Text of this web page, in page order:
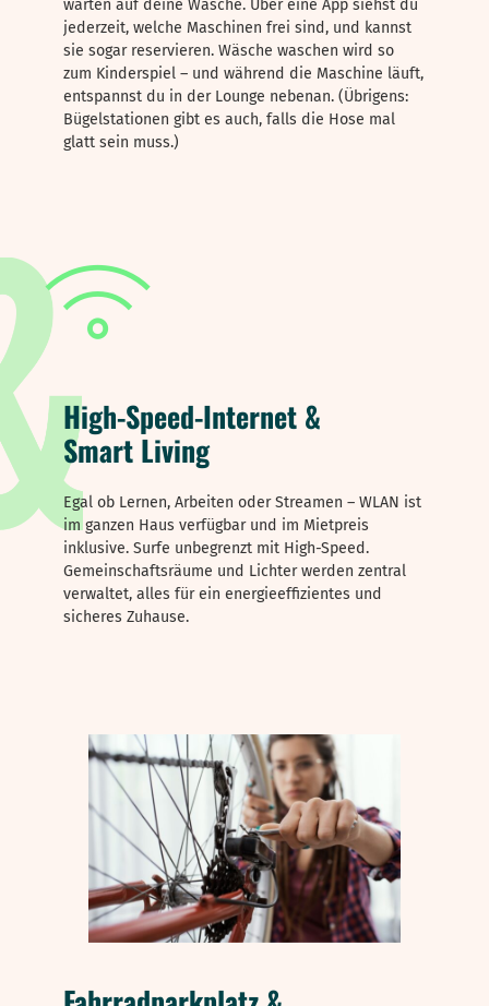
warten auf deine Wäsche. Über eine App siehst du
jederzeit, welche Maschinen frei sind, und kannst
sie sogar reservieren. Wäsche waschen wird so
zum Kinderspiel – und während die Maschine läuft,
entspannst du in der Lounge nebenan. (Übrigens:
Bügelstationen gibt es auch, falls die Hose mal
glatt sein muss.)
High-Speed-Internet &
Smart Living
Egal ob Lernen, Arbeiten oder Streamen – WLAN ist
im ganzen Haus verfügbar und im Mietpreis
inklusive. Surfe unbegrenzt mit High-Speed.
Gemeinschaftsräume und Lichter werden zentral
verwaltet, alles für ein energieeffizientes und
sicheres Zuhause.